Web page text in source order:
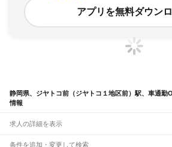
アプリを無料ダウン
静岡県、ジヤトコ前（ジヤトコ１地区前）駅、車通勤
情報
求人の詳細を表示
条件を追加・変更して検索